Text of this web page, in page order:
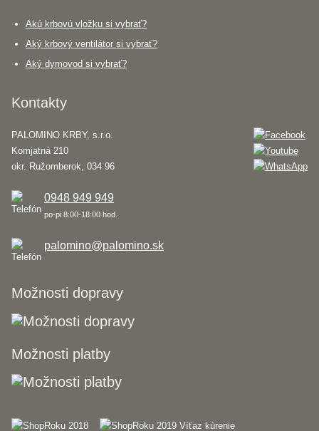
Akú krbovú vložku si vybrať?
Aký krbový ventilátor si vybrať?
Aký dymovod si vybrať?
Kontakty
PALOMINO KRBY, s.r.o.
Komjatná 210
okr. Ružomberok, 034 96
0948 949 949
po-pi 8:00-18:00 hod.
palomino@palomino.sk
Možnosti dopravy
Možnosti platby